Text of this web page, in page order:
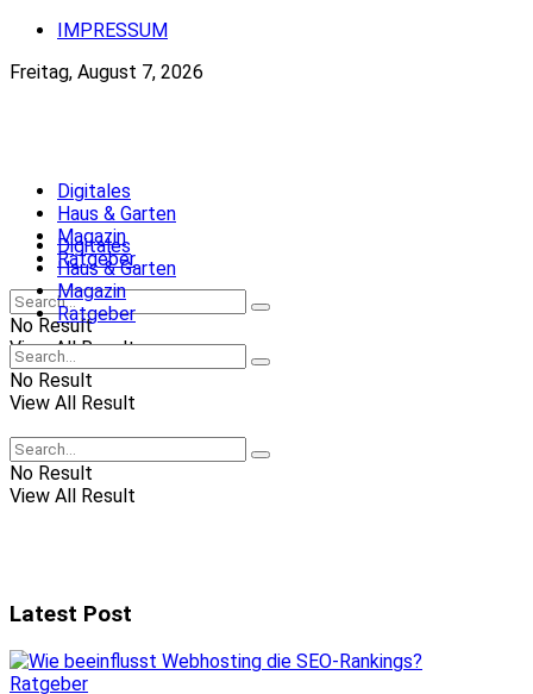
IMPRESSUM
Freitag, August 7, 2026
Digitales
Haus & Garten
Magazin
Ratgeber
No Result
View All Result
Digitales
Haus & Garten
Magazin
Ratgeber
No Result
View All Result
No Result
View All Result
Latest Post
Ratgeber